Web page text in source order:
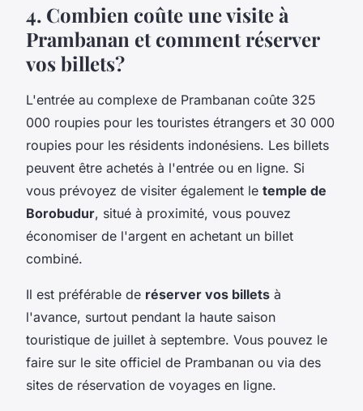
4. Combien coûte une visite à
Prambanan et comment réserver
vos billets?
L'entrée au complexe de Prambanan coûte 325
000 roupies pour les touristes étrangers et 30 000
roupies pour les résidents indonésiens. Les billets
peuvent être achetés à l'entrée ou en ligne. Si
vous prévoyez de visiter également le temple de
Borobudur, situé à proximité, vous pouvez
économiser de l'argent en achetant un billet
combiné.
Il est préférable de réserver vos billets à
l'avance, surtout pendant la haute saison
touristique de juillet à septembre. Vous pouvez le
faire sur le site officiel de Prambanan ou via des
sites de réservation de voyages en ligne.